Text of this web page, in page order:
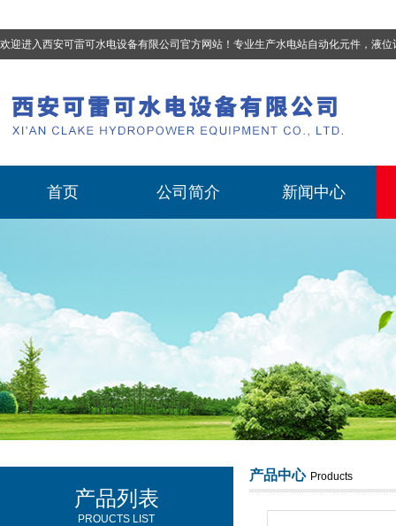
欢迎进入西安可雷可水电设备有限公司官方网站！专业生产水电站自动化元件，液位计、流量计、压力变送器、油混水控制器、温度传感器、电磁阀球阀蝶阀、测速装置、位移
西安可雷可水电设备有限公司
首页 公司简介 新闻中心
产品列表
PROUCTS LIST
产品中心 Products